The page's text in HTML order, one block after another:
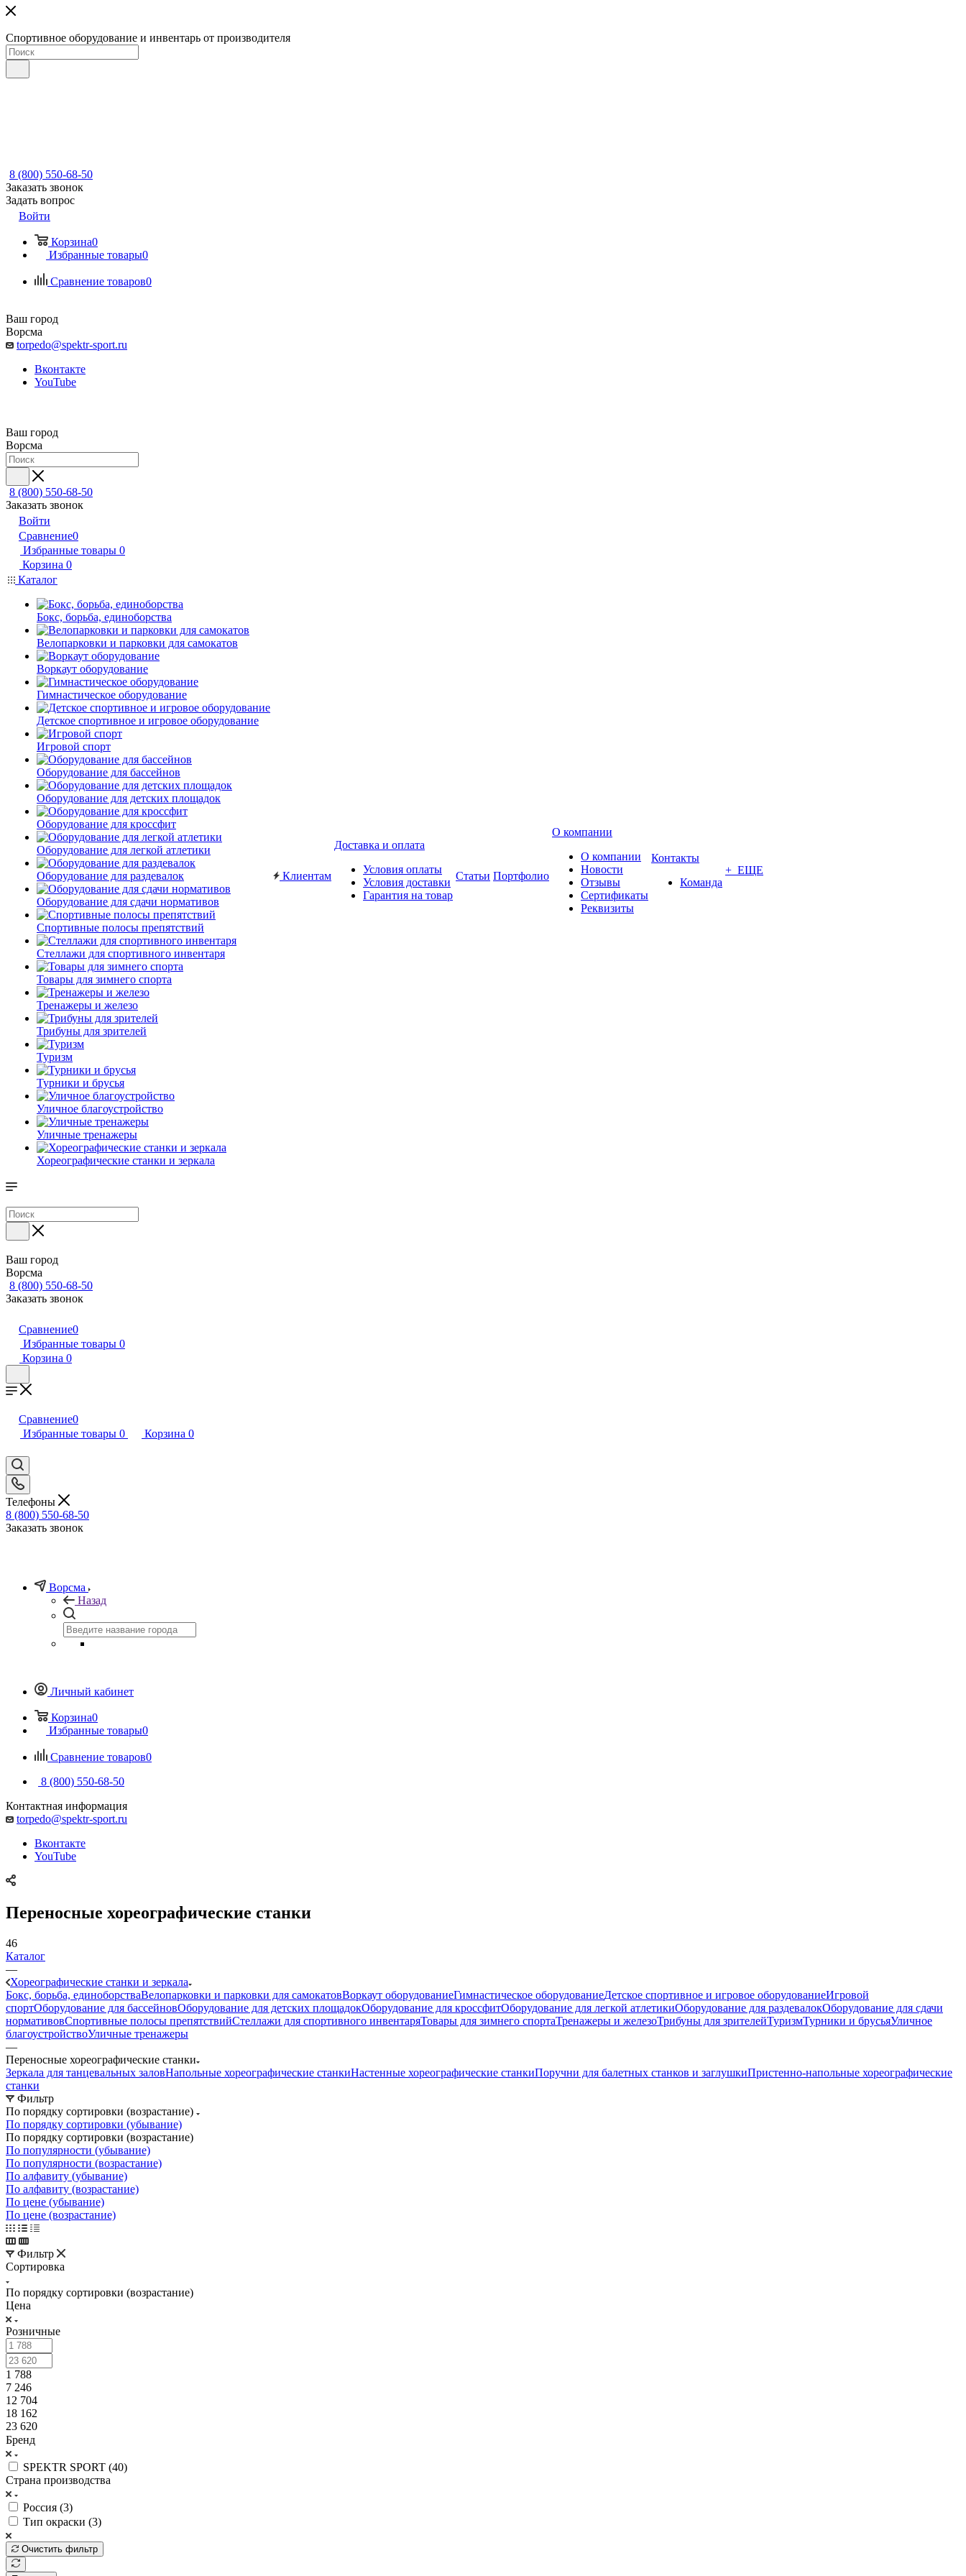
Спортивное оборудование и инвентарь от производителя
8 (800) 550-68-50
Заказать звонок
Задать вопрос
Войти
Корзина0
Избранные товары0
Сравнение товаров0
Ваш город
Ворсма
torpedo@spektr-sport.ru
Вконтакте
YouTube
Ваш город
Ворсма
8 (800) 550-68-50
Заказать звонок
Войти
Сравнение0
Избранные товары 0
Корзина 0
Каталог
Бокс, борьба, единоборства
Велопарковки и парковки для самокатов
Воркаут оборудование
Гимнастическое оборудование
Детское спортивное и игровое оборудование
Игровой спорт
Оборудование для бассейнов
Оборудование для детских площадок
Оборудование для кроссфит
Оборудование для легкой атлетики
Оборудование для раздевалок
Оборудование для сдачи нормативов
Спортивные полосы препятствий
Стеллажи для спортивного инвентаря
Товары для зимнего спорта
Тренажеры и железо
Трибуны для зрителей
Туризм
Турники и брусья
Уличное благоустройство
Уличные тренажеры
Хореографические станки и зеркала
Клиентам
Доставка и оплата
Условия оплаты
Условия доставки
Гарантия на товар
Статьи Портфолио
О компании
О компании
Новости
Отзывы
Сертификаты
Реквизиты
Контакты
Команда
+ ЕЩЕ
Ваш город
Ворсма
8 (800) 550-68-50
Заказать звонок
Сравнение0
Избранные товары 0
Корзина 0
Сравнение0
Избранные товары 0 Корзина 0
Телефоны
8 (800) 550-68-50
Заказать звонок
Ворсма
Назад
Личный кабинет
Корзина0
Избранные товары0
Сравнение товаров0
8 (800) 550-68-50
Контактная информация
torpedo@spektr-sport.ru
Вконтакте
YouTube
Переносные хореографические станки
46
Каталог
—
Хореографические станки и зеркала
Бокс, борьба, единоборстваВелопарковки и парковки для самокатовВоркаут оборудованиеГимнастическое оборудованиеДетское спортивное и игровое оборудованиеИгровой
спортОборудование для бассейновОборудование для детских площадокОборудование для кроссфитОборудование для легкой атлетикиОборудование для раздевалокОборудование для сдачи
нормативовСпортивные полосы препятствийСтеллажи для спортивного инвентаряТовары для зимнего спортаТренажеры и железоТрибуны для зрителейТуризмТурники и брусьяУличное
благоустройствоУличные тренажеры
—
Переносные хореографические станки
Зеркала для танцевальных заловНапольные хореографические станкиНастенные хореографические станкиПоручни для балетных станков и заглушкиПристенно-напольные хореографические
станки
Фильтр
По порядку сортировки (возрастание)
По порядку сортировки (убывание)
По порядку сортировки (возрастание)
По популярности (убывание)
По популярности (возрастание)
По алфавиту (убывание)
По алфавиту (возрастание)
По цене (убывание)
По цене (возрастание)
Фильтр
Сортировка
По порядку сортировки (возрастание)
Цена
Розничные
1 788
7 246
12 704
18 162
23 620
Бренд
SPEKTR SPORT (40)
Страна производства
Россия (3)
Тип окраски (3)
Очистить фильтр